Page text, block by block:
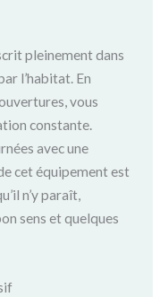
pleinement dans
l’habitat. En
vous
constante.
avec une
cet équipement est
n’y paraît,
sens et quelques